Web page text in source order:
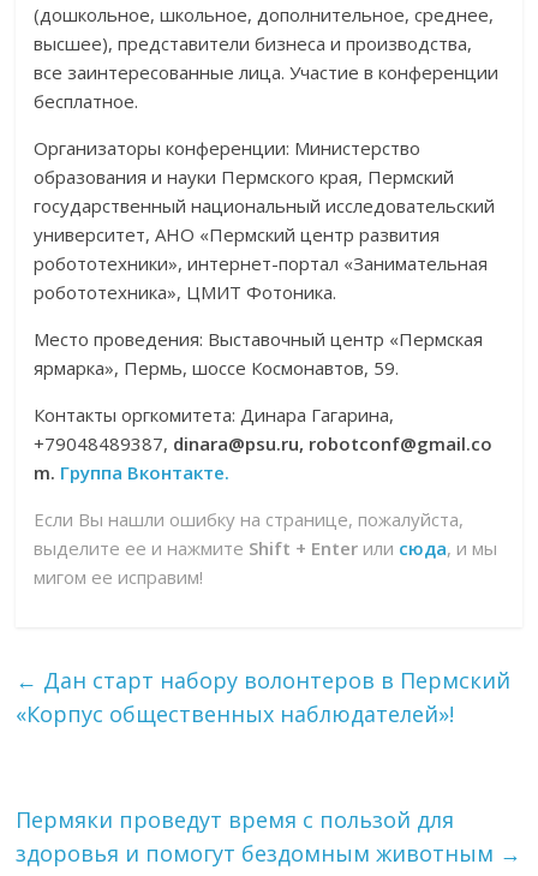
(дошкольное, школьное, дополнительное, среднее,
высшее), представители бизнеса и производства,
все заинтересованные лица. Участие в конференции
бесплатное.
Организаторы конференции: Министерство
образования и науки Пермского края, Пермский
государственный национальный исследовательский
университет, АНО «Пермский центр развития
робототехники», интернет-портал «Занимательная
робототехника», ЦМИТ Фотоника.
Место проведения: Выставочный центр «Пермская
ярмарка», Пермь, шоссе Космонавтов, 59.
Контакты оргкомитета: Динара Гагарина,
+79048489387, dinara@psu.ru, robotconf@gmail.co
m. Группа Вконтакте.
Если Вы нашли ошибку на странице, пожалуйста,
выделите ее и нажмите Shift + Enter или сюда, и мы
мигом ее исправим!
← Дан старт набору волонтеров в Пермский
«Корпус общественных наблюдателей»!
Пермяки проведут время с пользой для
здоровья и помогут бездомным животным →